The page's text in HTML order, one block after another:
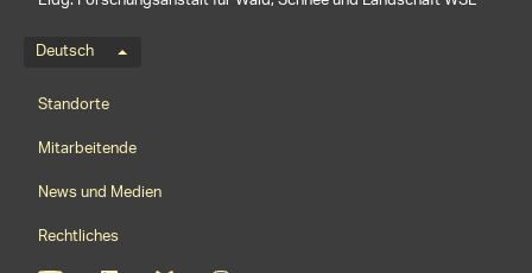
Sprachmenü
Deutsch
Footernavigation
Standorte
Mitarbeitende
News und Medien
Rechtliches